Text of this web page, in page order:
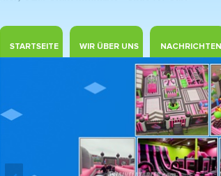
STARTSEITE WIR ÜBER UNS NACHRICHTEN